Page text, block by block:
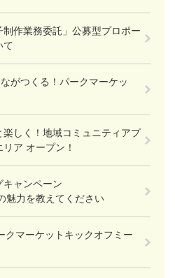
制作業務委託」公募型プロポー
て
がつくる！パークマーケッ
しく！地域コミュニティアプ
ア オープン！
キャンペーン
魅力を教えてください
クマーケットキックオフミー